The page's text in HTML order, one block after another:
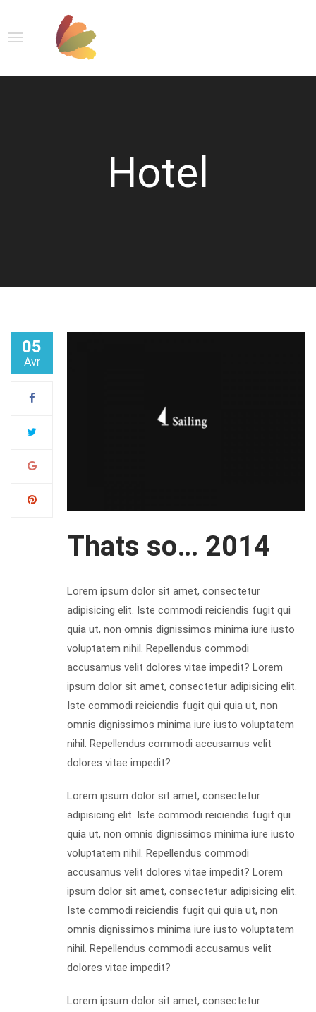
Hotel
05
Avr
Thats so… 2014
Lorem ipsum dolor sit amet, consectetur
adipisicing elit. Iste commodi reiciendis fugit qui
quia ut, non omnis dignissimos minima iure iusto
voluptatem nihil. Repellendus commodi
accusamus velit dolores vitae impedit? Lorem
ipsum dolor sit amet, consectetur adipisicing elit.
Iste commodi reiciendis fugit qui quia ut, non
omnis dignissimos minima iure iusto voluptatem
nihil. Repellendus commodi accusamus velit
dolores vitae impedit?
Lorem ipsum dolor sit amet, consectetur
adipisicing elit. Iste commodi reiciendis fugit qui
quia ut, non omnis dignissimos minima iure iusto
voluptatem nihil. Repellendus commodi
accusamus velit dolores vitae impedit? Lorem
ipsum dolor sit amet, consectetur adipisicing elit.
Iste commodi reiciendis fugit qui quia ut, non
omnis dignissimos minima iure iusto voluptatem
nihil. Repellendus commodi accusamus velit
dolores vitae impedit?
Lorem ipsum dolor sit amet, consectetur